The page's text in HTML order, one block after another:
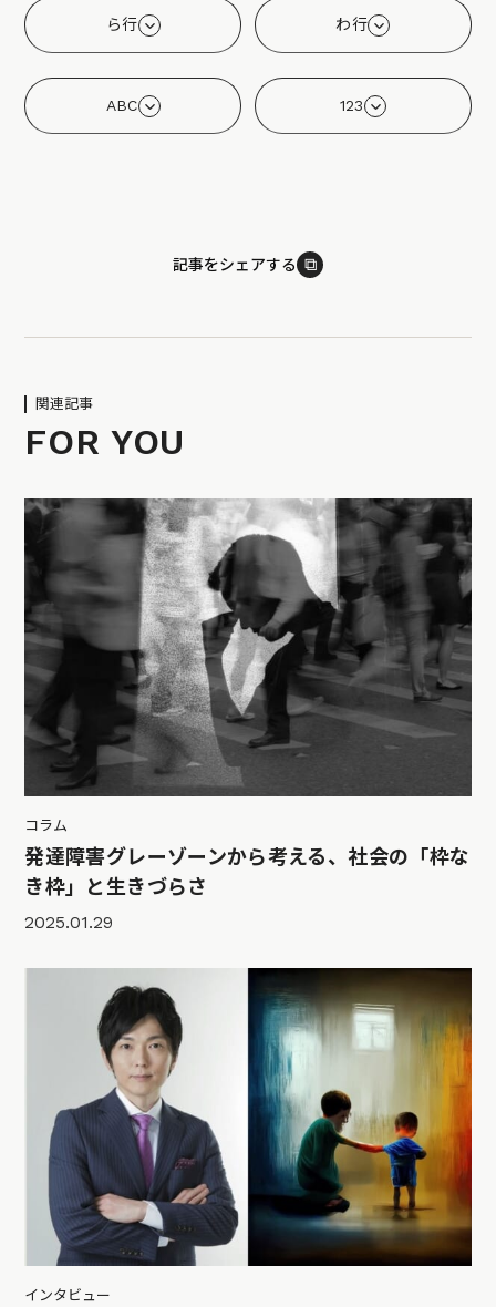
ら行 わ行
ABC 123
記事をシェアする ⧉
関連記事
FOR YOU
コラム
発達障害グレーゾーンから考える、社会の「枠な
き枠」と生きづらさ
2025.01.29
インタビュー